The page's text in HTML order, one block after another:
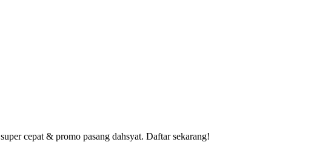
cepat & promo pasang dahsyat. Daftar sekarang!